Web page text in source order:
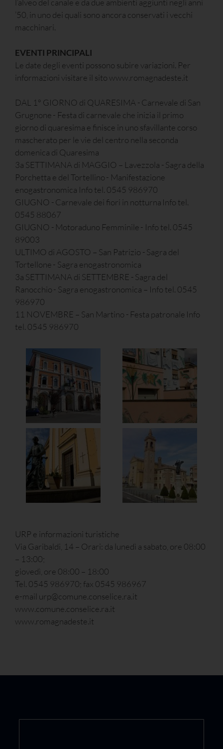
l’alveo del canale e da due ambienti aggiunti negli anni
’50, in uno dei quali sono ancora conservati i vecchi
macchinari.
EVENTI PRINCIPALI
Le date degli eventi possono subire variazioni. Per
informazioni visitare il sito www.romagnadeste.it
DAL 1° GIORNO di QUARESIMA - Carnevale di San
Grugnone - Festa di carnevale che inizia il primo
giorno di quaresima e finisce in uno sfavillante corso
mascherato per le vie del centro nella seconda
domenica di Quaresima
3a SETTIMANA di MAGGIO – Lavezzola - Sagra della
Porchetta e del Tortellino - Manifestazione
enogastronomica Info tel. 0545 986970
GIUGNO - Carnevale dei fiori in notturna Info tel.
0545 88067
GIUGNO - Motoraduno Femminile - Info tel. 0545
89003
ULTIMO di AGOSTO – San Patrizio - Sagra del
Tortellone - Sagra enogastronomica
3a SETTIMANA di SETTEMBRE - Sagra del
Ranocchio - Sagra enogastronomica – Info tel. 0545
986970
11 NOVEMBRE – San Martino - Festa patronale Info
tel. 0545 986970
URP e informazioni turistiche
Via Garibaldi, 14 – Orari: da lunedì a sabato, ore 08:00
– 13:00;
giovedì, ore 08:00 – 18:00
Tel. 0545 986970; fax 0545 986967
e-mail urp@comune.conselice.ra.it
www.comune.conselice.ra.it
www.romagnadeste.it